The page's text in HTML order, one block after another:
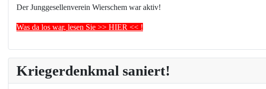
Der Junggesellenverein Wierschem war aktiv!
Was da los war, lesen Sie >> HIER << !
Kriegerdenkmal saniert!